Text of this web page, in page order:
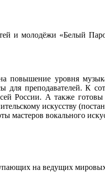
и молодёжи «Белый
повышение уровня
для преподавателей. К
России. А также
искусству
мастеров вокального
на ведущих